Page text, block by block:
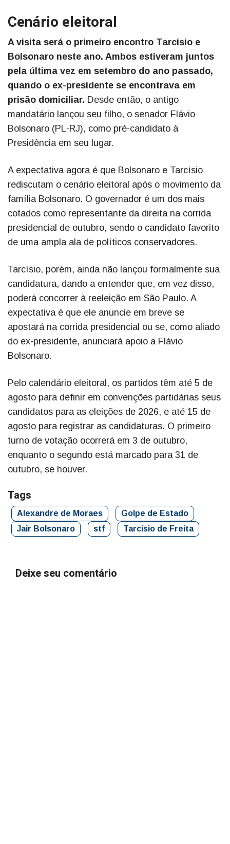
Cenário eleitoral
A visita será o primeiro encontro Tarcísio e
Bolsonaro neste ano. Ambos estiveram juntos
pela última vez em setembro do ano passado,
quando o ex-presidente se encontrava em
prisão domiciliar. Desde então, o antigo
mandatário lançou seu filho, o senador Flávio
Bolsonaro (PL-RJ), como pré-candidato à
Presidência em seu lugar.
A expectativa agora é que Bolsonaro e Tarcísio
rediscutam o cenário eleitoral após o movimento da
família Bolsonaro. O governador é um dos mais
cotados como representante da direita na corrida
presidencial de outubro, sendo o candidato favorito
de uma ampla ala de políticos conservadores.
Tarcísio, porém, ainda não lançou formalmente sua
candidatura, dando a entender que, em vez disso,
poderá concorrer à reeleição em São Paulo. A
expectativa é que ele anuncie em breve se
apostará na corrida presidencial ou se, como aliado
do ex-presidente, anunciará apoio a Flávio
Bolsonaro.
Pelo calendário eleitoral, os partidos têm até 5 de
agosto para definir em convenções partidárias seus
candidatos para as eleições de 2026, e até 15 de
agosto para registrar as candidaturas. O primeiro
turno de votação ocorrerá em 3 de outubro,
enquanto o segundo está marcado para 31 de
outubro, se houver.
Tags
Alexandre de Moraes
Golpe de Estado
Jair Bolsonaro
stf Tarcísio de Freita
Deixe seu comentário